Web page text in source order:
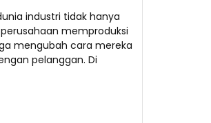
industri tidak hanya
memproduksi
mengubah cara mereka
pelanggan. Di